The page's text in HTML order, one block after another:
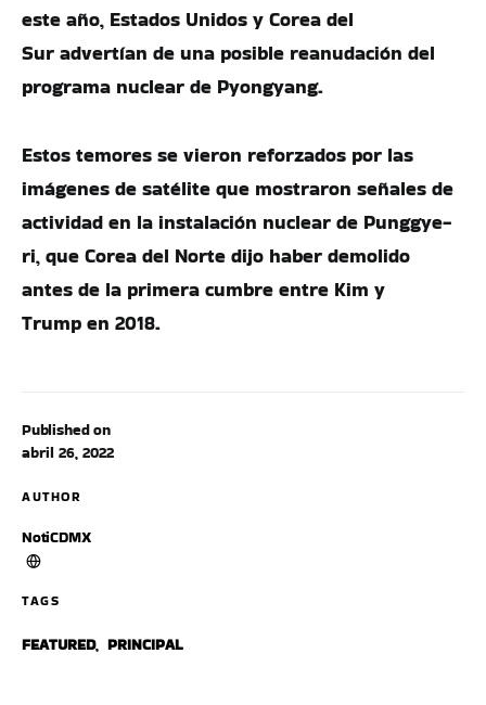
Published on
abril 26, 2022
AUTHOR
NotiCDMX
TAGS
FEATURED, PRINCIPAL
este año, Estados Unidos y Corea del
Sur advertían de una posible reanudación del
programa nuclear de Pyongyang.
Estos temores se vieron reforzados por las
imágenes de satélite que mostraron señales de
actividad en la instalación nuclear de Punggye-
ri, que Corea del Norte dijo haber demolido
antes de la primera cumbre entre Kim y
Trump en 2018.